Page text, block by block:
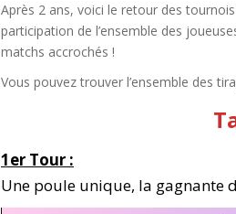
Après 2 ans, voici le retour des
participation de l’ensemble des
matchs accrochés !
Vous pouvez trouver l’ensemble des
1er Tour :
Une poule unique, la gagnante